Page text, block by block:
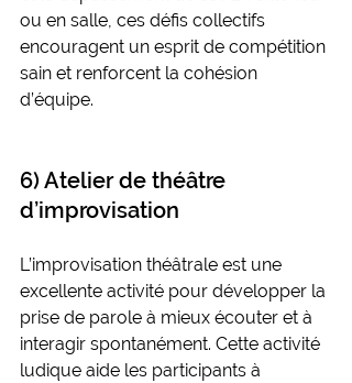
ou en salle, ces défis collectifs
encouragent un esprit de compétition
sain et renforcent la cohésion
d’équipe.
6) Atelier de théâtre
d’improvisation
L’improvisation théâtrale est une
excellente activité pour développer la
prise de parole à mieux écouter et à
interagir spontanément. Cette activité
ludique aide les participants à